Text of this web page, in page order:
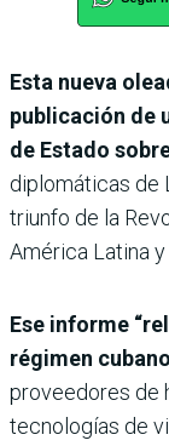
Esta nueva
publicación de
de Estado
diplomáticas de
triunfo de la
América Latina y
Ese informe
régimen
proveedores de
tecnologías de